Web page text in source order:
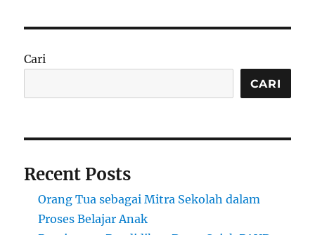
Cari
CARI
Recent Posts
Orang Tua sebagai Mitra Sekolah dalam
Proses Belajar Anak